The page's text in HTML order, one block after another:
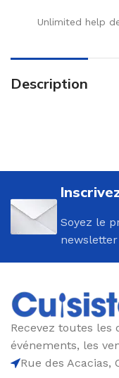
Unlimited help
Description
Soyez le
Recevez toutes
événements, les
Rue des Acacias,